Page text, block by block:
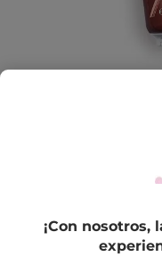
¡Con nosotros,